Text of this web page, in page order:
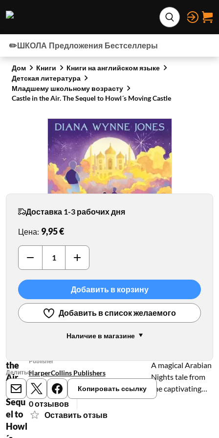
Расширить
✏️ШКОЛА Предложения Бестселлеры
Дом Книги
Книги на английском языке
Детская литература
Младшему школьному возрасту
Castle in the Air. The Sequel to Howl´s Moving Castle
the
Air.
The
Sequ
el to
Howl
Publisher
HarperCollins Publishers
Рейтинг 0.0/5
0 отзывов
Оставить отзыв
A magical Arabian
Nights tale from
the captivating
creator of fantasy,
Доставка 1-3 рабочих дня
Цена: 9,95 €
Добавить в корзину
Добавить в список желаемого
Наличие в магазине
Делиться
E-mail X Meta Копировать ссылку